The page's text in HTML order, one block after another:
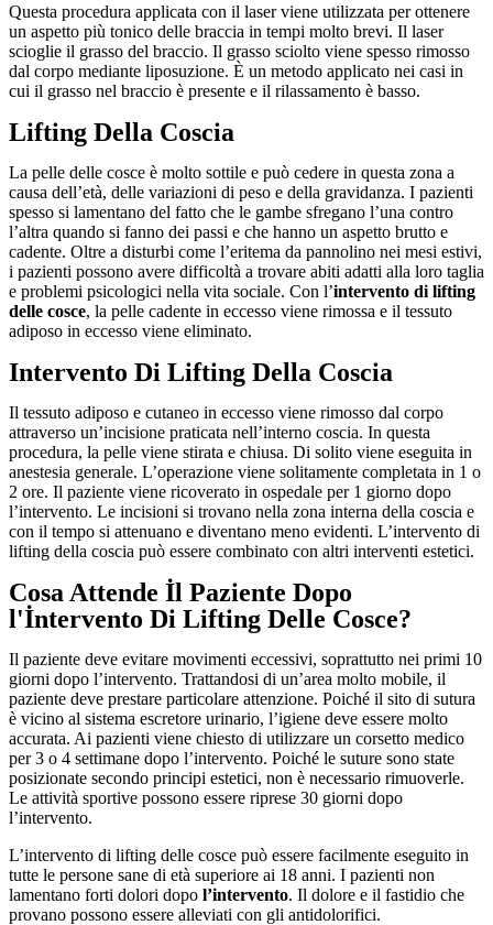
Questa procedura applicata con il laser viene utilizzata per ottenere
un aspetto più tonico delle braccia in tempi molto brevi. Il laser
scioglie il grasso del braccio. Il grasso sciolto viene spesso rimosso
dal corpo mediante liposuzione. È un metodo applicato nei casi in
cui il grasso nel braccio è presente e il rilassamento è basso.
Lifting Della Coscia
La pelle delle cosce è molto sottile e può cedere in questa zona a
causa dell’età, delle variazioni di peso e della gravidanza. I pazienti
spesso si lamentano del fatto che le gambe sfregano l’una contro
l’altra quando si fanno dei passi e che hanno un aspetto brutto e
cadente. Oltre a disturbi come l’eritema da pannolino nei mesi estivi,
i pazienti possono avere difficoltà a trovare abiti adatti alla loro taglia
e problemi psicologici nella vita sociale. Con l’intervento di lifting
delle cosce, la pelle cadente in eccesso viene rimossa e il tessuto
adiposo in eccesso viene eliminato.
Intervento Di Lifting Della Coscia
Il tessuto adiposo e cutaneo in eccesso viene rimosso dal corpo
attraverso un’incisione praticata nell’interno coscia. In questa
procedura, la pelle viene stirata e chiusa. Di solito viene eseguita in
anestesia generale. L’operazione viene solitamente completata in 1 o
2 ore. Il paziente viene ricoverato in ospedale per 1 giorno dopo
l’intervento. Le incisioni si trovano nella zona interna della coscia e
con il tempo si attenuano e diventano meno evidenti. L’intervento di
lifting della coscia può essere combinato con altri interventi estetici.
Cosa Attende İl Paziente Dopo
l'İntervento Di Lifting Delle Cosce?
Il paziente deve evitare movimenti eccessivi, soprattutto nei primi 10
giorni dopo l’intervento. Trattandosi di un’area molto mobile, il
paziente deve prestare particolare attenzione. Poiché il sito di sutura
è vicino al sistema escretore urinario, l’igiene deve essere molto
accurata. Ai pazienti viene chiesto di utilizzare un corsetto medico
per 3 o 4 settimane dopo l’intervento. Poiché le suture sono state
posizionate secondo principi estetici, non è necessario rimuoverle.
Le attività sportive possono essere riprese 30 giorni dopo
l’intervento.
L’intervento di lifting delle cosce può essere facilmente eseguito in
tutte le persone sane di età superiore ai 18 anni. I pazienti non
lamentano forti dolori dopo l’intervento. Il dolore e il fastidio che
provano possono essere alleviati con gli antidolorifici.